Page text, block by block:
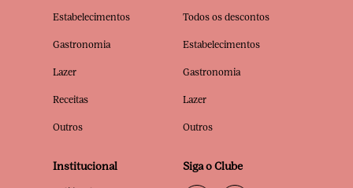
Estabelecimentos
Gastronomia
Lazer
Receitas
Outros
Todos os descontos
Estabelecimentos
Gastronomia
Lazer
Outros
Institucional Siga o Clube